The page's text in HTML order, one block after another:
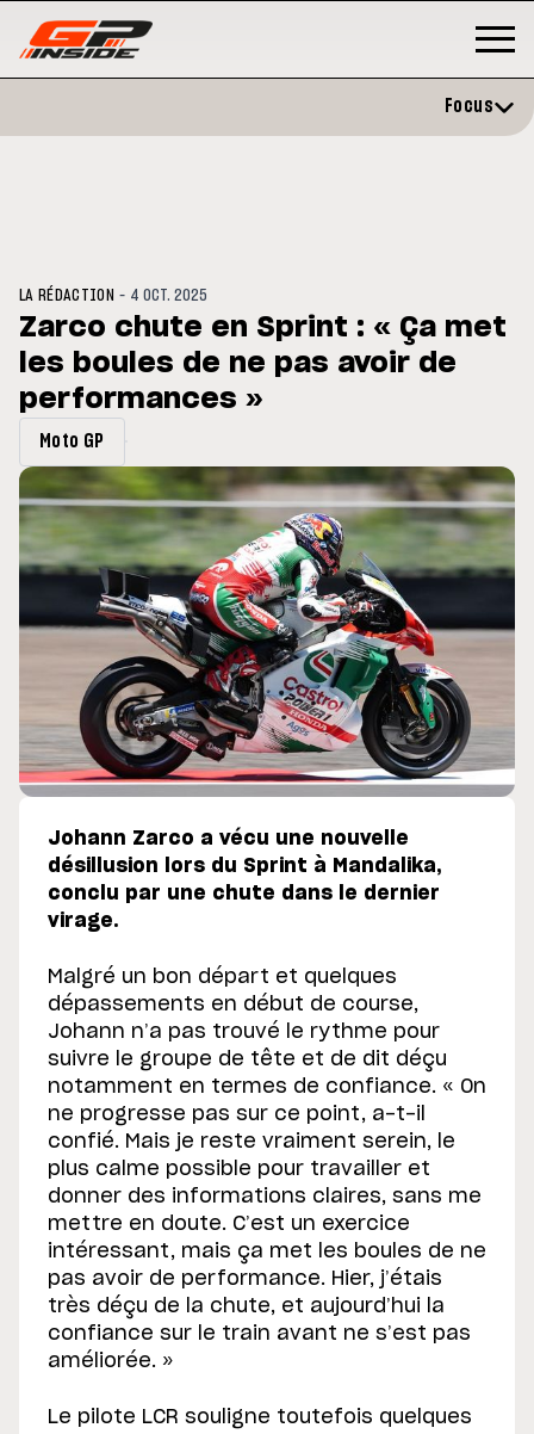
opéré avec succès de la
droite à Madrid
MOTO GP
Focus
LA RÉDACTION - 4 OCT. 2025
Zarco chute en Sprint : « Ça met
les boules de ne pas avoir de
performances »
Moto GP
Johann Zarco a vécu une nouvelle
désillusion lors du Sprint à Mandalika,
conclu par une chute dans le dernier
virage.
Malgré un bon départ et quelques
dépassements en début de course,
Johann n’a pas trouvé le rythme pour
suivre le groupe de tête et de dit déçu
notamment en termes de confiance. « On
ne progresse pas sur ce point, a-t-il
confié. Mais je reste vraiment serein, le
plus calme possible pour travailler et
donner des informations claires, sans me
mettre en doute. C’est un exercice
intéressant, mais ça met les boules de ne
pas avoir de performance. Hier, j’étais
très déçu de la chute, et aujourd’hui la
confiance sur le train avant ne s’est pas
améliorée. »
Le pilote LCR souligne toutefois quelques